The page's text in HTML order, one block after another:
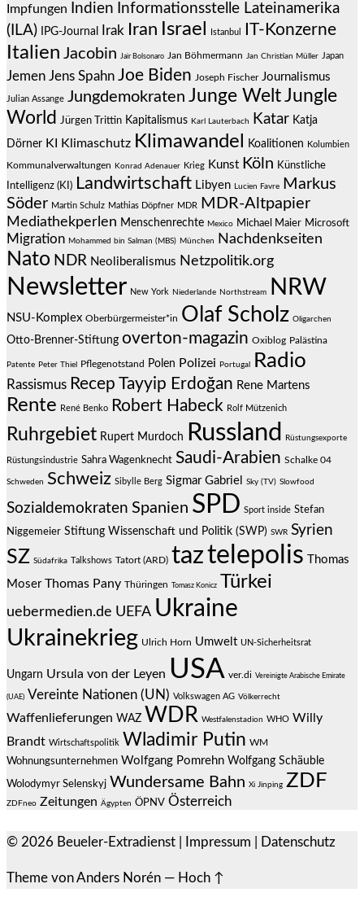
Impfungen Indien Informationsstelle Lateinamerika
(ILA)
IPG-Journal Irak Iran Israel Istanbul IT-Konzerne
Italien Jacobin Jair Bolsonaro Jan Böhmermann Jan Christian Müller Japan
Jemen Jens Spahn Joe Biden Joseph Fischer Journalismus
Julian Assange Jungdemokraten Junge WeltJungle
World Jürgen Trittin Kapitalismus Karl Lauterbach Katar Katja
Dörner KI Klimaschutz Klimawandel Koalitionen Kolumbien
Kommunalverwaltungen Konrad Adenauer Krieg Kunst Köln Künstliche
Intelligenz (KI) Landwirtschaft Libyen Lucien Favre
Markus
Söder Martin Schulz Mathias Döpfner MDR MDR-Altpapier
Mediathekperlen Menschenrechte Mexico Michael Maier Microsoft
Migration Mohammed bin Salman (MBS) München Nachdenkseiten
Nato NDR Neoliberalismus Netzpolitik.org
Newsletter New York Niederlande Northstream NRW
NSU-Komplex Oberbürgermeister*in Olaf Scholz Oligarchen
Otto-Brenner-Stiftung overton-magazin Oxiblog Palästina
Patente Peter Thiel Pflegenotstand Polen Polizei Portugal Radio
Rassismus Recep Tayyip Erdoğan Rene Martens
Rente René Benko Robert Habeck Rolf Mützenich
Ruhrgebiet Rupert Murdoch Russland Rüstungsexporte
Rüstungsindustrie Sahra Wagenknecht Saudi-Arabien Schalke 04
Schweden Schweiz Sibylle Berg Sigmar Gabriel Sky (TV) Slowfood
Sozialdemokraten Spanien SPD Sport inside Stefan
Niggemeier Stiftung Wissenschaft und Politik (SWP) SWR Syrien
SZ Südafrika Talkshows Tatort (ARD) taztelepolis
Thomas
Moser Thomas Pany Thüringen Tomasz Konicz Türkei
uebermedien.de UEFA Ukraine
Ukrainekrieg Ulrich Horn Umwelt UN-Sicherheitsrat
Ungarn Ursula von der Leyen USA ver.di Vereinigte Arabische Emirate
(UAE) Vereinte Nationen (UN) Volkswagen AG Völkerrecht
Waffenlieferungen WAZ WDR Westfalenstadion WHO Willy
Brandt Wirtschaftspolitik Wladimir Putin WM
Wohnungsunternehmen Wolfgang Pomrehn Wolfgang Schäuble
Wolodymyr Selenskyj Wundersame Bahn Xi Jinping ZDF
ZDFneo Zeitungen Ägypten ÖPNV Österreich
© 2026 Beueler-Extradienst Impressum Datenschutz
Theme vonAnders Norén — Hoch ↑